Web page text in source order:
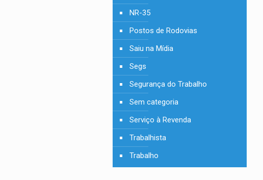
NR-35
Postos de Rodovias
Saiu na Mídia
Segs
Segurança do Trabalho
Sem categoria
Serviço à Revenda
Trabalhista
Trabalho